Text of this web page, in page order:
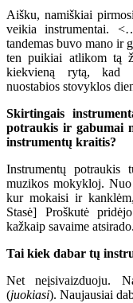
Aišku, namiškiai
veikia instrumentai.
tandemas buvo mano ir
ten puikiai atlikom tą
kiekvieną rytą, kad
nuostabios stovyklos
Skirtingais
potraukis ir gabumai
instrumentų kraitis?
Instrumentų potraukis
muzikos mokykloj.
kur mokaisi ir
Stasė] Proškutė
kažkaip savaime
Tai kiek dabar tų
Net neįsivaizduoju.
(juokiasi). Naujausiai